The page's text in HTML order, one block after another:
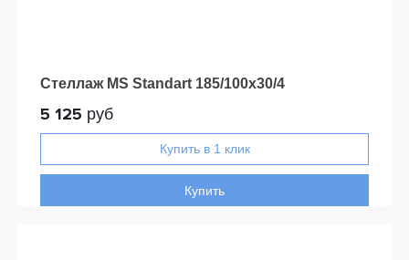
Стеллаж MS Standart 185/100x30/4
5 125 руб
Купить